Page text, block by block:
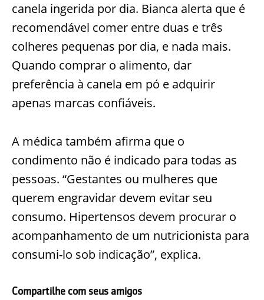
canela ingerida por dia. Bianca alerta que é
recomendável comer entre duas e três
colheres pequenas por dia, e nada mais.
Quando comprar o alimento, dar
preferência à canela em pó e adquirir
apenas marcas confiáveis.
A médica também afirma que o
condimento não é indicado para todas as
pessoas. “Gestantes ou mulheres que
querem engravidar devem evitar seu
consumo. Hipertensos devem procurar o
acompanhamento de um nutricionista para
consumi-lo sob indicação”, explica.
Compartilhe com seus amigos